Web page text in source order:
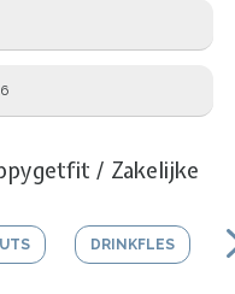
/ Zakelijke
DRINKFLES